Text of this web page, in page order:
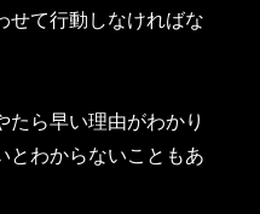
せて行動しなければな
たら早い理由がわかり
とわからないこともあ